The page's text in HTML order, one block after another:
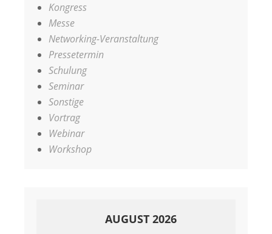
Kongress
Messe
Networking-Veranstaltung
Pressetermin
Schulung
Seminar
Sonstige
Vortrag
Webinar
Workshop
AUGUST 2026